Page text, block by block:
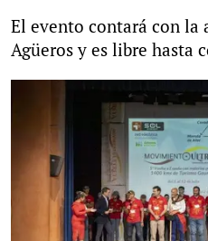
El evento contará con la
Agüeros y es libre hasta